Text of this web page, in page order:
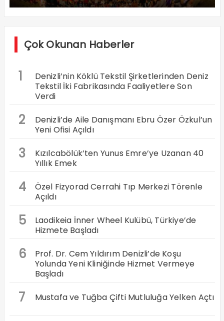
Çok Okunan Haberler
1
Denizli’nin Köklü Tekstil Şirketlerinden Deniz
Tekstil İki Fabrikasında Faaliyetlere Son
Verdi
2
Denizli’de Aile Danışmanı Ebru Özer Özkul’un
Yeni Ofisi Açıldı
3
Kızılcabölük’ten Yunus Emre’ye Uzanan 40
Yıllık Emek
4
Özel Fizyorad Cerrahi Tıp Merkezi Törenle
Açıldı
5
Laodikeia İnner Wheel Kulübü, Türkiye’de
Hizmete Başladı
6
Prof. Dr. Cem Yıldırım Denizli’de Koşu
Yolunda Yeni Kliniğinde Hizmet Vermeye
Başladı
7 Mustafa ve Tuğba Çifti Mutluluğa Yelken Açtı